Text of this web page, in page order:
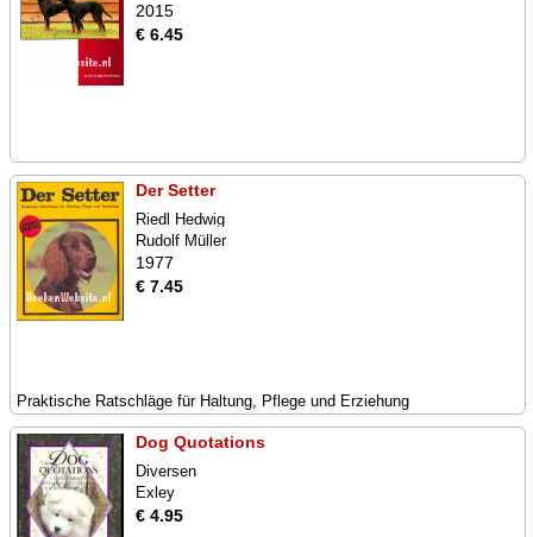
2015
€ 6.45
Der Setter
Riedl Hedwig
Rudolf Müller
1977
€ 7.45
Praktische Ratschläge für Haltung, Pflege und Erziehung
Dog Quotations
Diversen
Exley
€ 4.95